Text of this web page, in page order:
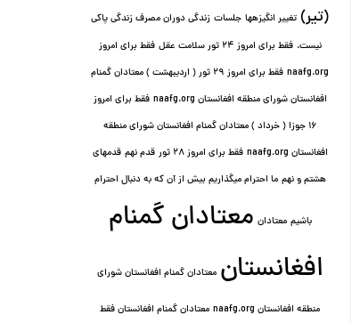
(تیر) تغییر انگیزه⁯ها جلسات زندگی دوران مصرف زندگی پاکی
نیست. فقط برای امروز 24 ثور سلامت عقل
فقط برای امروز
naafg.org
فقط برای امروز ٢٩ ثور ( اردیبهشت ) معتادان گمنام
افغانستان شورای منطقه افغانستان naafg.org
فقط برای امروز
۱۶ جوزا ( خرداد ) معتادان گمنام افغانستان شورای منطقه
افغانستان naafg.org
فقط برای امروز ۲۸ ثور قدم نهم قدمهای
هشتم و نهم ما احترام میگذاریم بیش از آن که به دنبال احترام
باشیم معتادان معتادان گمنام
افغانستان معتادان گمنام افغانستان شورای
منطقه افغانستان naafg.org
معتادان گمنام افغانستان فقط